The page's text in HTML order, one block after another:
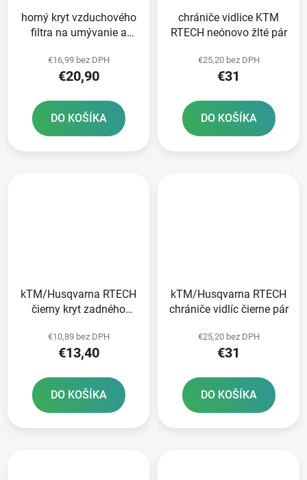
horný kryt vzduchového
filtra na umývanie a
červeno-žltý
€16,99 bez DPH
€20,90
DO KOŠÍKA
chrániče vidlice KTM
RTECH neónovo žlté pár
€25,20 bez DPH
€31
DO KOŠÍKA
kTM/Husqvarna RTECH
čierny kryt zadného
€10,89 bez DPH
€13,40
DO KOŠÍKA
kTM/Husqvarna RTECH
chrániče vidlíc čierne pár
€25,20 bez DPH
€31
DO KOŠÍKA